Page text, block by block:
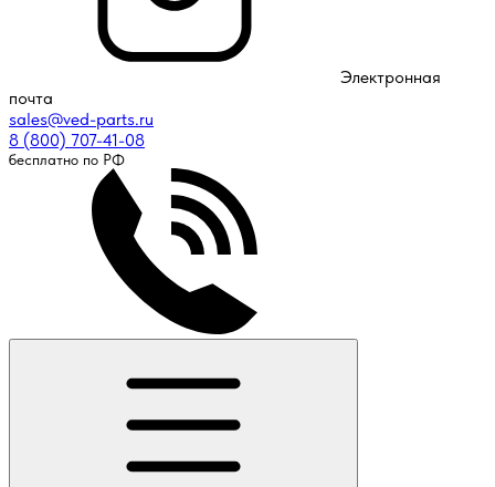
Электронная
почта
sales@ved-parts.ru
8 (800) 707-41-08
бесплатно по РФ